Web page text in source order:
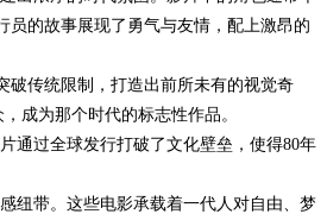
员的故事展现了勇气与友情，配上激昂的
破传统限制，打造出前所未有的视觉奇
成为那个时代的标志性作品。
通过全球发行打破了文化壁垒，使得80年
纽带。这些电影承载着一代人对自由、梦